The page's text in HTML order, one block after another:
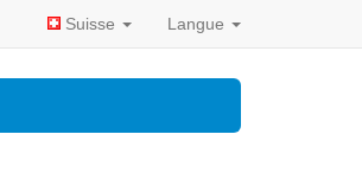
Suisse Langue